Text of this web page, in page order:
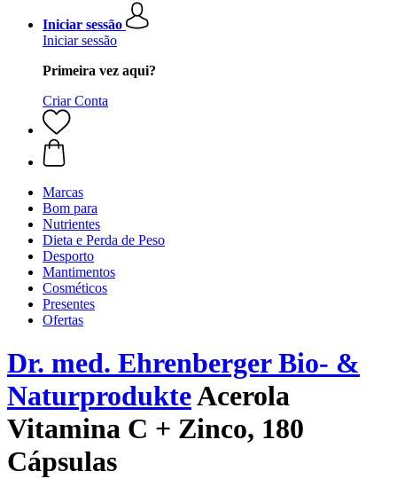
Iniciar sessão
Iniciar sessão
Primeira vez aqui?
Criar Conta
Marcas
Bom para
Nutrientes
Dieta e Perda de Peso
Desporto
Mantimentos
Cosméticos
Presentes
Ofertas
Dr. med. Ehrenberger Bio- &
NaturprodukteAcerola
Vitamina C + Zinco, 180
Cápsulas